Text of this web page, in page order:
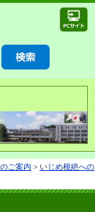
ご案内 > いじめ根絶への